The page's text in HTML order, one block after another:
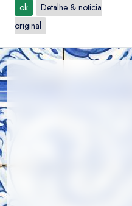
ok
Detalhe & notícia
original